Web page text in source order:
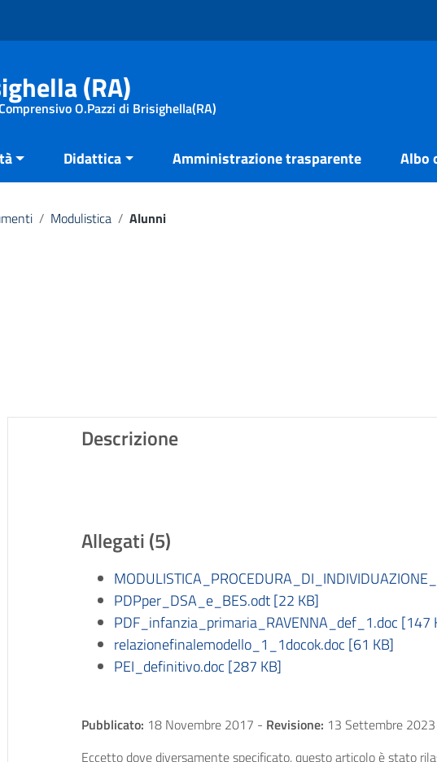
(RA)
O.Pazzi di Brisighella(RA)
Didattica Amministrazione trasparente Albo
/ Modulistica / Alunni
Descrizione
Allegati (5)
PDPper_DSA_e_BES.odt [22 KB]
PDF_infanzia_primaria_RAVENNA_def_1.doc [147
relazionefinalemodello_1_1docok.doc [61 KB]
PEI_definitivo.doc [287 KB]
Pubblicato: 18 Novembre 2017 - Revisione: 13 Settembre 2023
Eccetto dove diversamente specificato, questo articolo è stato